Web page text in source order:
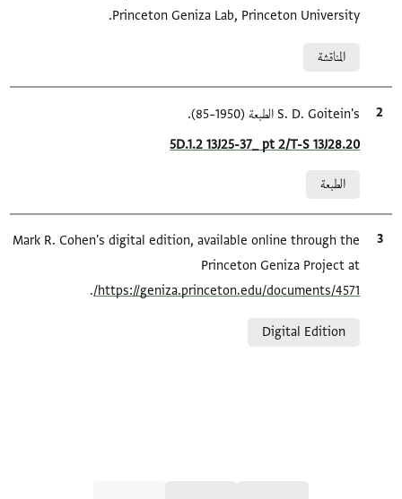
Princeton Geniza Lab, Princeton University.
المناقشة
الاقتباس المرجعي
S. D. Goitein's الطبعة (1950–85).
Location in source
5D.1.2 13J25-37_ pt 2/T-S 13J28.20
الطبعة
الاقتباس المرجعي
Mark R. Cohen's digital edition, available online through the
Princeton Geniza Project at
https://geniza.princeton.edu/documents/4571/
.
Digital Edition